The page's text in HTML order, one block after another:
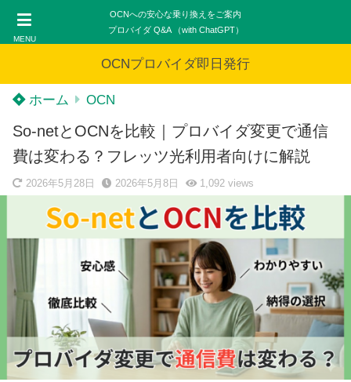
MENU
OCNへの安心な乗り換えをご案内
プロバイダ Q&A （with ChatGPT）
OCNプロバイダ即日発行
ホーム OCN
So-netとOCNを比較｜プロバイダ変更で通信
費は変わる？フレッツ光利用者向けに解説
2026年5月28日 2026年5月8日 1,092views